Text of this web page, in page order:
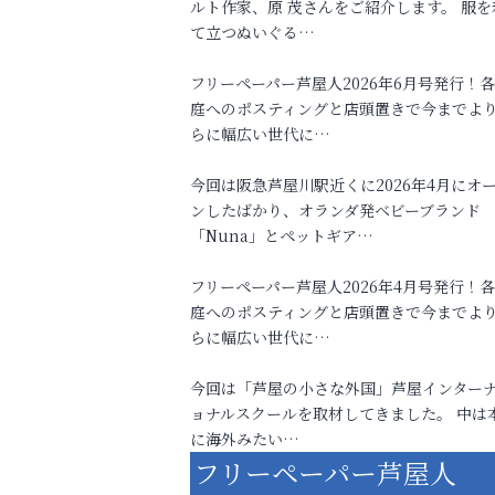
ルト作家、原 茂さんをご紹介します。 服を
て立つぬいぐる…
フリーペーパー芦屋人2026年6月号発行！
庭へのポスティングと店頭置きで今までよ
らに幅広い世代に…
今回は阪急芦屋川駅近くに2026年4月にオ
ンしたばかり、オランダ発ベビーブランド
「Nuna」とペットギア…
フリーペーパー芦屋人2026年4月号発行！
庭へのポスティングと店頭置きで今までよ
らに幅広い世代に…
今回は「芦屋の小さな外国」芦屋インター
ョナルスクールを取材してきました。 中は
に海外みたい…
フリーペーパー芦屋人